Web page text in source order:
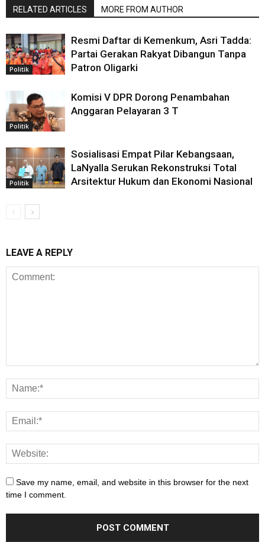
RELATED ARTICLES MORE FROM AUTHOR
Politik
Resmi Daftar di Kemenkum, Asri Tadda:
Partai Gerakan Rakyat Dibangun Tanpa
Patron Oligarki
Politik
Komisi V DPR Dorong Penambahan
Anggaran Pelayaran 3 T
Politik
Sosialisasi Empat Pilar Kebangsaan,
LaNyalla Serukan Rekonstruksi Total
Arsitektur Hukum dan Ekonomi Nasional
LEAVE A REPLY
Save my name, email, and website in this browser for the next
time I comment.